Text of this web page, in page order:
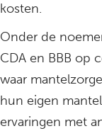
kosten.
Onder de
CDA en BBB op
waar
hun eigen
ervaringen met